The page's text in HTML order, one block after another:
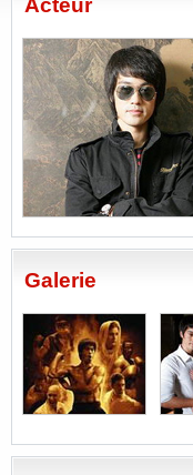
Acteur
Galerie